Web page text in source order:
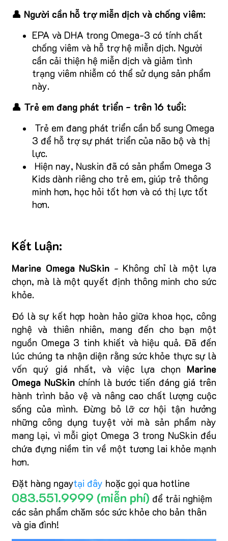
👤 Người cần hỗ trợ miễn dịch và chống viêm:
EPA và DHA trong Omega-3 có tính chất
chống viêm và hỗ trợ hệ miễn dịch. Người
cần cải thiện hệ miễn dịch và giảm tình
trạng viêm nhiễm có thể sử dụng sản phẩm
này.
👤 Trẻ em đang phát triển - trên 16 tuổi:
Trẻ em đang phát triển cần bổ sung Omega
3 để hỗ trợ sự phát triển của não bộ và thị
lực.
Hiện nay, Nuskin đã có sản phẩm Omega 3
Kids dành riêng cho trẻ em, giúp trẻ thông
minh hơn, học hỏi tốt hơn và có thị lực tốt
hơn.
Kết luận:
Marine Omega NuSkin - Không chỉ là một lựa
chọn, mà là một quyết định thông minh cho sức
khỏe.
Đó là sự kết hợp hoàn hảo giữa khoa học, công
nghệ và thiên nhiên, mang đến cho bạn một
nguồn Omega 3 tinh khiết và hiệu quả. Đã đến
lúc chúng ta nhận diện rằng sức khỏe thực sự là
vốn quý giá nhất, và việc lựa chọn Marine
Omega NuSkinchính là bước tiến đáng giá trên
hành trình bảo vệ và nâng cao chất lượng cuộc
sống của mình. Đừng bỏ lỡ cơ hội tận hưởng
những công dụng tuyệt vời mà sản phẩm này
mang lại, vì mỗi giọt Omega 3 trong NuSkin đều
chứa đựng niềm tin về một tương lai khỏe mạnh
hơn.
Đặt hàng ngaytại đây hoặc gọi qua hotline
083.551.9999 (miễn phí) để trải nghiệm
các sản phẩm chăm sóc sức khỏe cho bản thân
và gia đình!